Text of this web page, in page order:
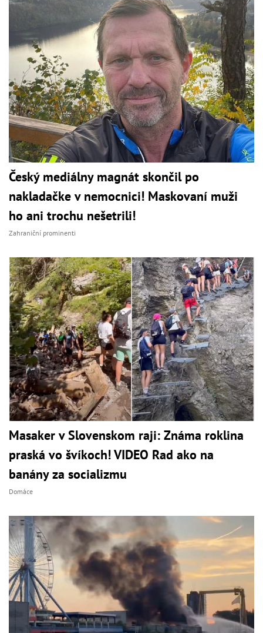
Český mediálny magnát skončil po
nakladačke v nemocnici! Maskovaní muži
ho ani trochu nešetrili!
Zahraniční prominenti
Masaker v Slovenskom raji: Známa roklina
praská vo švíkoch! VIDEO Rad ako na
banány za socializmu
Domáce